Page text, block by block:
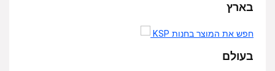
בארץ
חפש את המוצר בחנות KSP
בעולם